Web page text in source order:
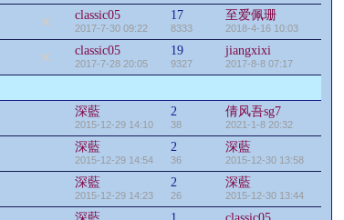
classic05
2017-7-30 09:22
17
8333
至爱佩珊
2018-4-16 10:03
classic05
2017-7-28 20:05
19
9327
jiangxixi
2017-8-8 07:17
深藍
2015-12-29 14:10
2
38
倩风吾sg7
2021-1-8 20:32
深藍
2015-12-29 14:54
2
36
深藍
2015-12-30 13:58
深藍
2015-12-29 14:23
2
26
深藍
2015-12-30 13:44